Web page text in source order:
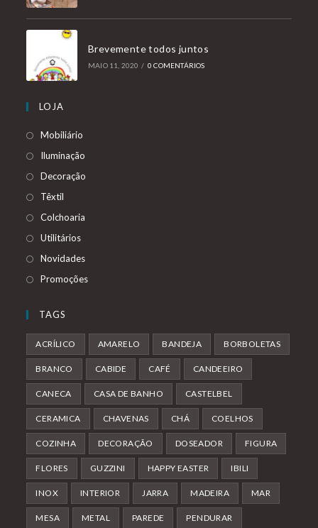
Brevemente todos juntos
MAIO 11, 2020 / 0 COMENTÁRIOS
LOJA
Mobiliário
Iluminação
Decoração
Têxtil
Colchoaria
Utilitários
Novidades
Promoções
TAGS
ACRÍLICO AMARELO BANDEJA BORBOLETAS
BRANCO CABIDE CAFÉ CANDEEIRO
CANECA CASA DE BANHO CASTELBEL
CERAMICA CHAVENAS CHÁ COELHOS
COZINHA DECORAÇÃO DOSEADOR FIGURA
FLORES GUZZINI HAPPY EASTER IBILI
INOX INTERIOR JARRA MADEIRA MAR
MESA METAL PAREDE PENDURAR